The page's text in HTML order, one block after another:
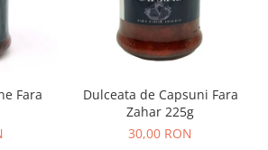
Fara
Dulceata de Capsuni Fara
Zahar 225g
30,00 RON